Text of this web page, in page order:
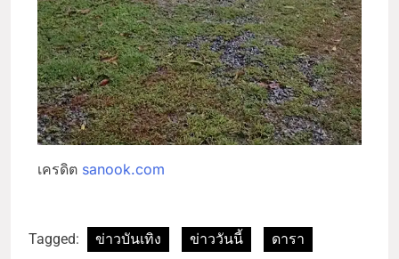
เครดิต sanook.com
Tagged: ข่าวบันเทิง ข่าววันนี้
ดารา